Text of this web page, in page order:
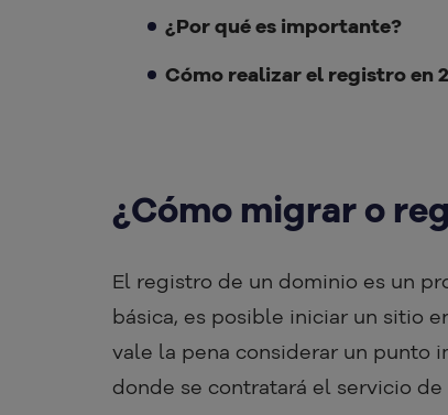
¿Por qué es importante?
Cómo realizar el registro en
¿Cómo migrar o
El registro de un dominio es un
básica, es posible iniciar un sitio
vale la pena considerar un punto
donde se contratará el servicio